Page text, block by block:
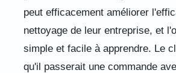
peut efficacement améliorer
nettoyage de leur entreprise, et
simple et facile à apprendre. Le
qu'il passerait une commande